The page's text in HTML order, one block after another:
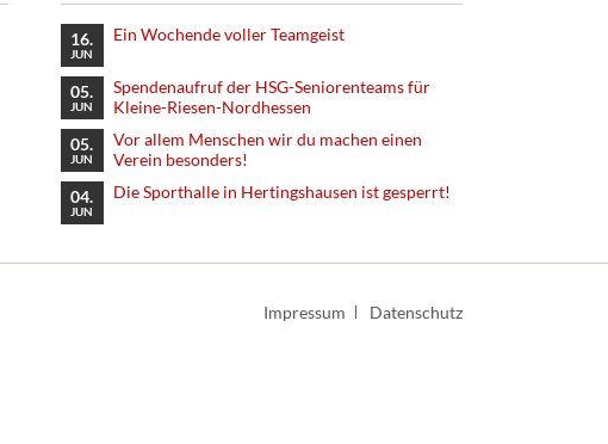
16.
JUN
Ein Wochende voller Teamgeist
05.
JUN
Spendenaufruf der HSG-Seniorenteams für
Kleine-Riesen-Nordhessen
05.
JUN
Vor allem Menschen wir du machen einen
Verein besonders!
04.
JUN
Die Sporthalle in Hertingshausen ist gesperrt!
Navigation
Impressum Datenschutz